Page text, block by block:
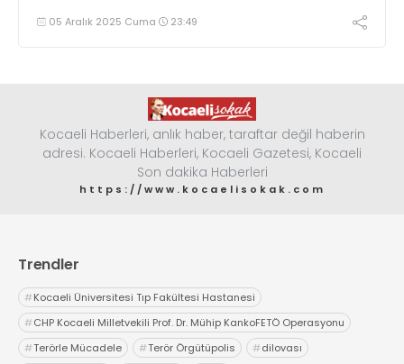
05 Aralık 2025 Cuma 23:49
Kocaeli Haberleri, anlık haber, taraftar değil haberin
adresi. Kocaeli Haberleri, Kocaeli Gazetesi, Kocaeli
Son dakika Haberleri
https://www.kocaelisokak.com
Trendler
#Kocaeli Üniversitesi Tıp Fakültesi Hastanesi
#CHP Kocaeli Milletvekili Prof. Dr. Mühip KankoFETÖ Operasyonu
#Terörle Mücadele #Terör Örgütüpolis #dilovası